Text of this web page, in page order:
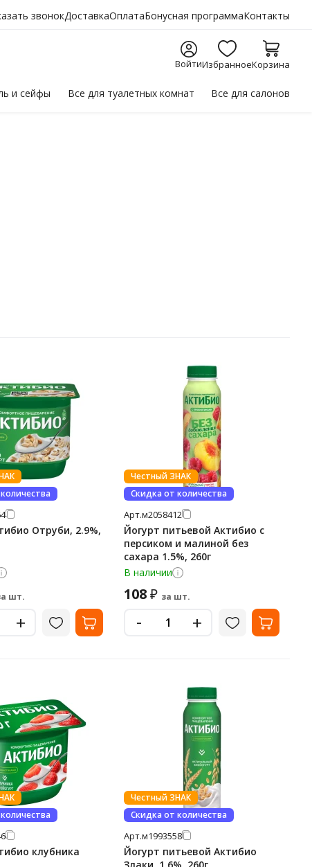
звонокДоставкаОплатаБонусная программаКонтакты
ВойтиИзбранноеКорзина
и сейфы Все для туалетных комнат Все для салонов
Отруби, 2.9%,
шт.
+
Честный ЗНАК
Скидка от количества
Арт.м2058412
Йогурт питьевой Актибио с
персиком и малиной без
сахара 1.5%, 260г
В наличии
108₽ за шт.
- +
клубника
Честный ЗНАК
Скидка от количества
Арт.м1993558
Йогурт питьевой Актибио